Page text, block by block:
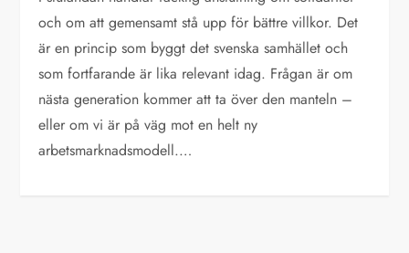
och om att gemensamt stå upp för bättre villkor. Det
är en princip som byggt det svenska samhället och
som fortfarande är lika relevant idag. Frågan är om
nästa generation kommer att ta över den manteln –
eller om vi är på väg mot en helt ny
arbetsmarknadsmodell.…